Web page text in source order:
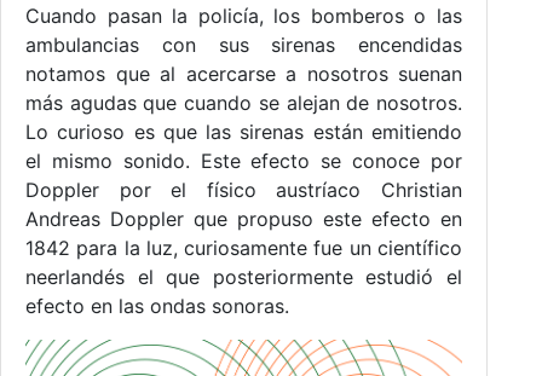
Cuando pasan la policía, los bomberos o las
ambulancias con sus sirenas encendidas
notamos que al acercarse a nosotros suenan
más agudas que cuando se alejan de nosotros.
Lo curioso es que las sirenas están emitiendo
el mismo sonido. Este efecto se conoce por
Doppler por el físico austríaco Christian
Andreas Doppler que propuso este efecto en
1842 para la luz, curiosamente fue un científico
neerlandés el que posteriormente estudió el
efecto en las ondas sonoras.